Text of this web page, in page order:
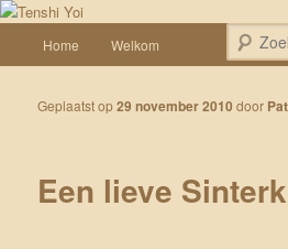
Spring naar de primaire inhoud
Tenshi Yoi
Een weblog over onze Shiba’s (Keiko,
Home Welkom
Een lieve
Geplaatst op29 november 2010 door